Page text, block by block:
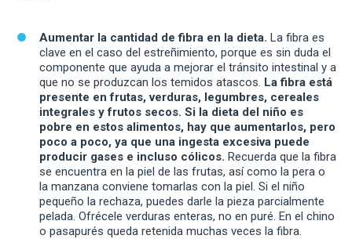
Aumentar la cantidad de fibra en la dieta. La fibra es
clave en el caso del estreñimiento, porque es sin duda el
componente que ayuda a mejorar el tránsito intestinal y a
que no se produzcan los temidos atascos. La fibra está
presente en frutas, verduras, legumbres, cereales
integrales y frutos secos. Si la dieta del niño es
pobre en estos alimentos, hay que aumentarlos, pero
poco a poco, ya que una ingesta excesiva puede
producir gases e incluso cólicos. Recuerda que la fibra
se encuentra en la piel de las frutas, así como la pera o
la manzana conviene tomarlas con la piel. Si el niño
pequeño la rechaza, puedes darle la pieza parcialmente
pelada. Ofrécele verduras enteras, no en puré. En el chino
o pasapurés queda retenida muchas veces la fibra.